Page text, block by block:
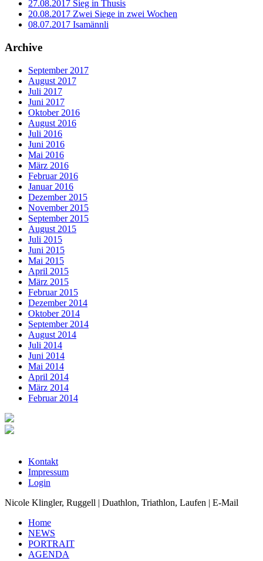
27.08.2017 Sieg in Thusis
20.08.2017 Zwei Siege in zwei Wochen
08.07.2017 Isamännli
Archive
September 2017
August 2017
Juli 2017
Juni 2017
Oktober 2016
August 2016
Juli 2016
Juni 2016
Mai 2016
März 2016
Februar 2016
Januar 2016
Dezember 2015
November 2015
September 2015
August 2015
Juli 2015
Juni 2015
Mai 2015
April 2015
März 2015
Februar 2015
Dezember 2014
Oktober 2014
September 2014
August 2014
Juli 2014
Juni 2014
Mai 2014
April 2014
März 2014
Februar 2014
Kontakt
Impressum
Login
Nicole Klingler, Ruggell | Duathlon, Triathlon, Laufen | E-Mail
Home
NEWS
PORTRAIT
AGENDA